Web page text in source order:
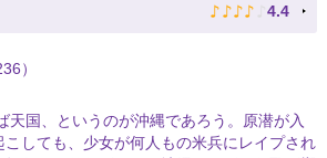
♪ ♪ ♪ ♪ ♪ 4.4
）
国、というのが沖縄であろう。原潜が入
しても、少女が何人もの米兵にレイプされ